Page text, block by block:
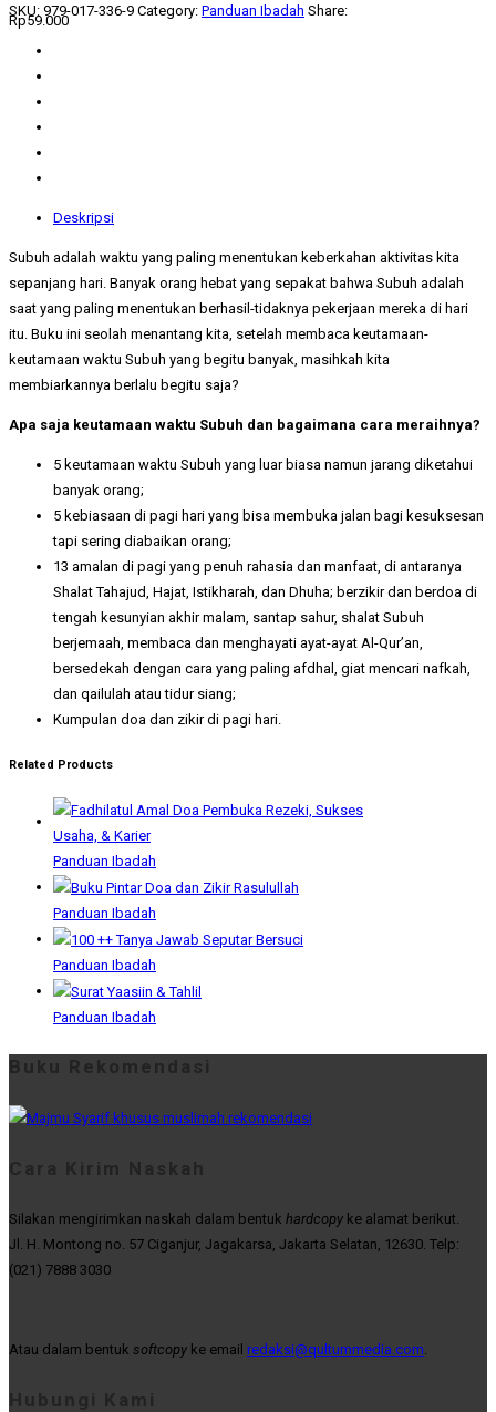
Rp59.000
SKU: 979-017-336-9 Category: Panduan Ibadah Share:
Deskripsi
Subuh adalah waktu yang paling menentukan keberkahan aktivitas kita
sepanjang hari. Banyak orang hebat yang sepakat bahwa Subuh adalah
saat yang paling menentukan berhasil-tidaknya pekerjaan mereka di hari
itu. Buku ini seolah menantang kita, setelah membaca keutamaan-
keutamaan waktu Subuh yang begitu banyak, masihkah kita
membiarkannya berlalu begitu saja?
Apa saja keutamaan waktu Subuh dan bagaimana cara meraihnya?
5 keutamaan waktu Subuh yang luar biasa namun jarang diketahui
banyak orang;
5 kebiasaan di pagi hari yang bisa membuka jalan bagi kesuksesan
tapi sering diabaikan orang;
13 amalan di pagi yang penuh rahasia dan manfaat, di antaranya
Shalat Tahajud, Hajat, Istikharah, dan Dhuha; berzikir dan berdoa di
tengah kesunyian akhir malam, santap sahur, shalat Subuh
berjemaah, membaca dan menghayati ayat-ayat Al-Qur’an,
bersedekah dengan cara yang paling afdhal, giat mencari nafkah,
dan qailulah atau tidur siang;
Kumpulan doa dan zikir di pagi hari.
Related Products
Panduan Ibadah
Panduan Ibadah
Panduan Ibadah
Panduan Ibadah
Buku Rekomendasi
Cara Kirim Naskah
Silakan mengirimkan naskah dalam bentuk hardcopy ke alamat berikut.
Jl. H. Montong no. 57 Ciganjur, Jagakarsa, Jakarta Selatan, 12630. Telp:
(021) 7888 3030
Atau dalam bentuk softcopy ke email redaksi@qultummedia.com.
Hubungi Kami